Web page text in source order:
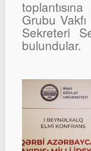
Grubu
Sekreteri
bulundular.